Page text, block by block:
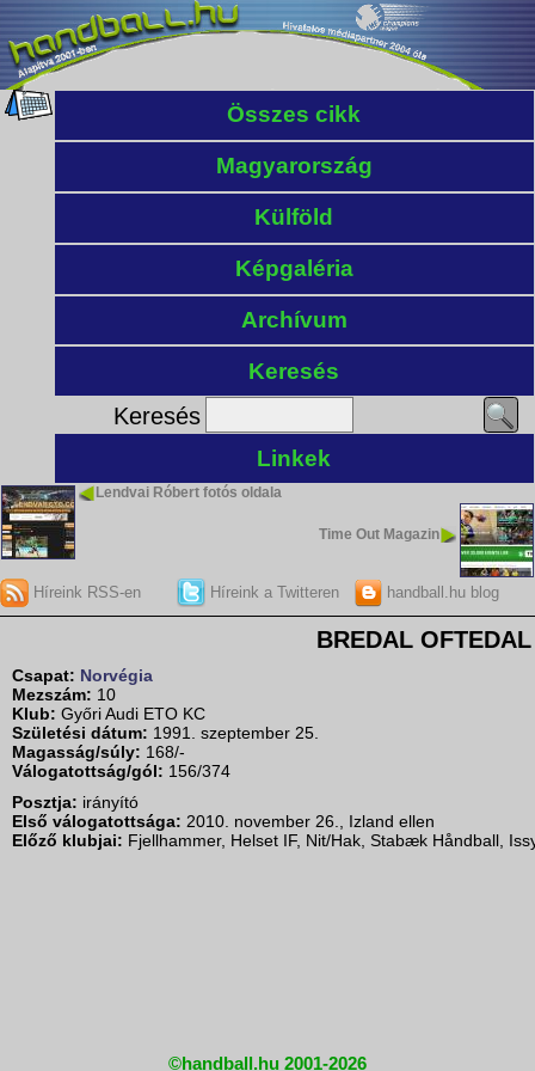
Összes cikk
Magyarország
Külföld
Képgaléria
Archívum
Keresés
Keresés
Linkek
Lendvai Róbert fotós oldala
Time Out Magazin
Híreink RSS-en Híreink a Twitteren handball.hu blog
BREDAL
Csapat: Norvégia
Mezszám: 10
Klub: Győri Audi ETO KC
Születési dátum: 1991. szeptember 25.
Magasság/súly: 168/-
Válogatottság/gól: 156/374
Posztja: irányító
Első válogatottsága: 2010. november 26., Izland ellen
Előző klubjai: Fjellhammer, Helset IF, Nit/Hak, Stabæk Håndball,
©handball.hu 2001-2026